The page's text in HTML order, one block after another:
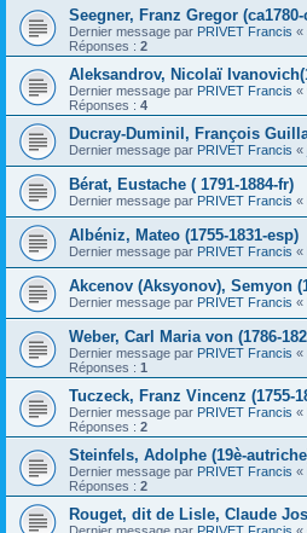
Seegner, Franz Gregor (ca1780-
Dernier message par PRIVET Francis «
Réponses : 2
Aleksandrov, Nicolaï
Dernier message par PRIVET Francis «
Réponses : 4
Ducray-Duminil, François
Dernier message par PRIVET Francis «
Bérat, Eustache ( 1791-1884-fr)
Dernier message par PRIVET Francis «
Albéniz, Mateo (1755-1831-esp)
Dernier message par PRIVET Francis «
Akcenov (Aksyonov), Semyon
Dernier message par PRIVET Francis «
Weber, Carl Maria von (1786-
Dernier message par PRIVET Francis «
Réponses : 1
Tuczeck, Franz Vincenz (1755-
Dernier message par PRIVET Francis «
Réponses : 2
Steinfels, Adolphe (19è-
Dernier message par PRIVET Francis «
Réponses : 2
Rouget, dit de Lisle, Claude